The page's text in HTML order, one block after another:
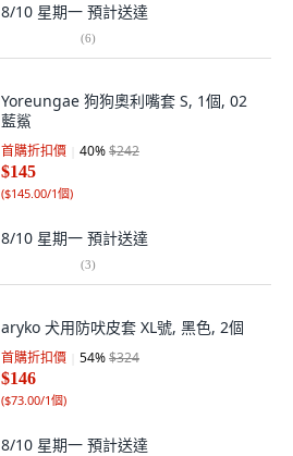
8/10 星期一 預計送達
(6)
Yoreungae 狗狗奧利嘴套 S, 1個, 02
藍鯊
首購折扣價 40%$242
$145
($145.00/1個)
8/10 星期一 預計送達
(3)
aryko 犬用防吠皮套 XL號, 黑色, 2個
首購折扣價 54%$324
$146
($73.00/1個)
8/10 星期一 預計送達